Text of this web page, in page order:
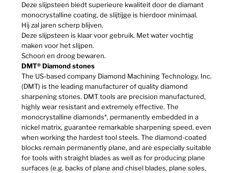
Deze slijpsteen biedt superieure kwaliteit door de diamant
monocrystalline coating, de slijtijge is hierdoor minimaal.
Hij zal jaren scherp blijven.
Deze slijpsteen is klaar voor gebruik. Met water vochtig
maken voor het slijpen.
Schoon en droog bewaren.
DMT® Diamond stones
The US-based company Diamond Machining Technology, Inc.
(DMT) is the leading manufacturer of quality diamond
sharpening stones. DMT tools are precision manufactured,
highly wear resistant and extremely effective. The
monocrystalline diamonds*, permanently embedded in a
nickel matrix, guarantee remarkable sharpening speed, even
when working the hardest tool steels. The diamond-coated
blocks remain permanently plane, and are especially suitable
for tools with straight blades as well as for producing plane
surfaces (e.g. backs of plane and chisel blades, plane soles,